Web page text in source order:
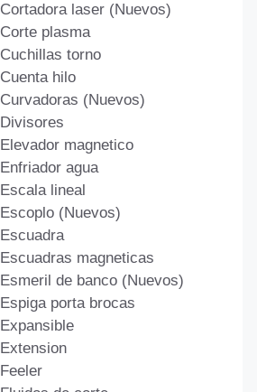
Cortadora laser (Nuevos)
Corte plasma
Cuchillas torno
Cuenta hilo
Curvadoras (Nuevos)
Divisores
Elevador magnetico
Enfriador agua
Escala lineal
Escoplo (Nuevos)
Escuadra
Escuadras magneticas
Esmeril de banco (Nuevos)
Espiga porta brocas
Expansible
Extension
Feeler